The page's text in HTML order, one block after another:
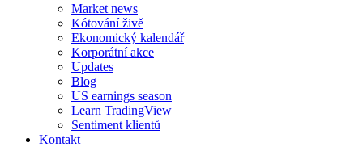
Market news
Kótování živě
Ekonomický kalendář
Korporátní akce
Updates
Blog
US earnings season
Learn TradingView
Sentiment klientů
Kontakt